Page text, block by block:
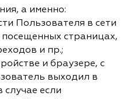
а именно:
Пользователя в сети
посещенных страницах,
и пр.;
и браузере, с
выходил в
случае если